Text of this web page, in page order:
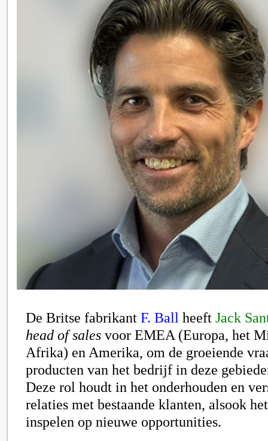
De Britse fabrikant F. Ball heeft Jack
head of sales voor EMEA (Europa, het
Afrika) en Amerika, om de groeiende
producten van het bedrijf in deze
Deze rol houdt in het onderhouden en
relaties met bestaande klanten, alsook
inspelen op nieuwe opportunities.